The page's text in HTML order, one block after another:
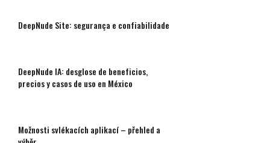
DeepNude Site: segurança e confiabilidade
DeepNude IA: desglose de beneficios,
precios y casos de uso en México
Možnosti svlékacích aplikací – přehled a